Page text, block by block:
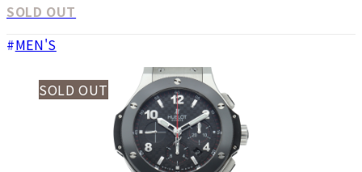
SOLD OUT
MEN'S
SOLD OUT